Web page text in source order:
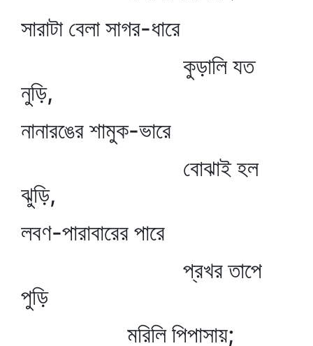
সারাটা বেলা সাগর-ধারে
কুড়ালি যত
নুড়ি,
নানারঙের শামুক-ভারে
বোঝাই হল
ঝুড়ি,
লবণ-পারাবারের পারে
প্রখর তাপে
পুড়ি
মরিলি পিপাসায়;